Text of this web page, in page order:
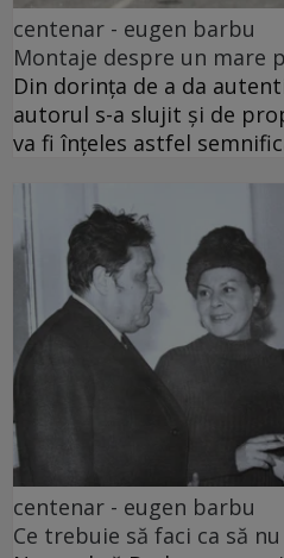
centenar - eugen barbu
Montaje despre un mare
Din dorința de a da
autorul s-a slujit și de
va fi înțeles astfel
centenar - eugen barbu
Ce trebuie să faci ca să